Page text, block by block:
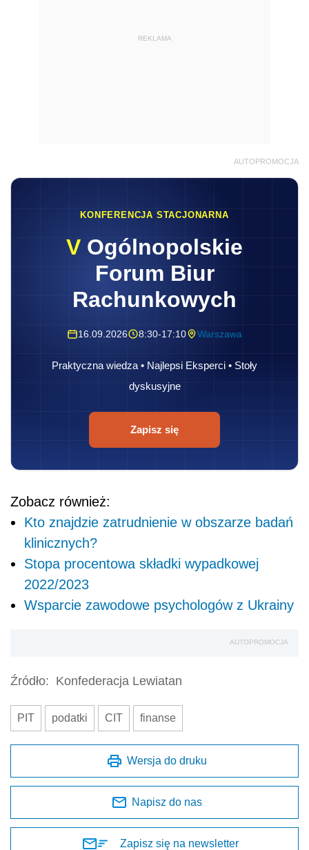
REKLAMA
AUTOPROMOCJA
KONFERENCJA STACJONARNA
V Ogólnopolskie
Forum Biur
Rachunkowych
16.09.2026 8:30-17:10 Warszawa
Praktyczna wiedza • Najlepsi Eksperci • Stoły
dyskusyjne
Zapisz się
Zobacz również:
Kto znajdzie zatrudnienie w obszarze badań
klinicznych?
Stopa procentowa składki wypadkowej
2022/2023
Wsparcie zawodowe psychologów z Ukrainy
AUTOPROMOCJA
Źródło: Konfederacja Lewiatan
PIT podatki CIT finanse
Wersja do druku
Napisz do nas
Zapisz się na newsletter